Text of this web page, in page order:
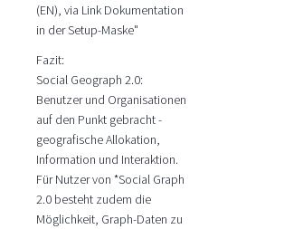
(EN), via Link Dokumentation
in der Setup-Maske"
Fazit:
Social Geograph 2.0:
Benutzer und Organisationen
auf den Punkt gebracht -
geografische Allokation,
Information und Interaktion.
Für Nutzer von *Social Graph
2.0 besteht zudem die
Möglichkeit, Graph-Daten zu